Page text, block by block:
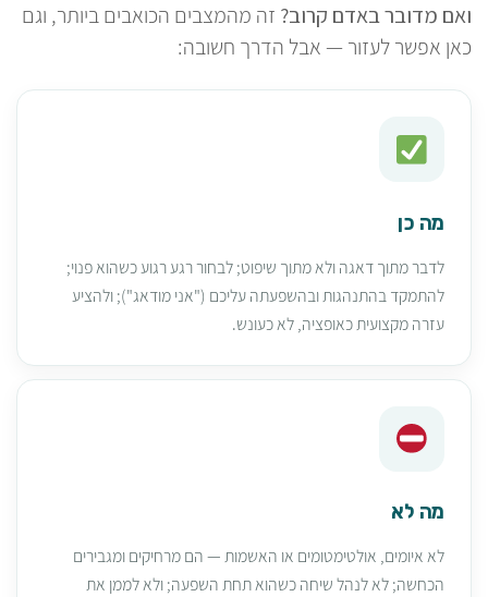
ואם מדובר באדם קרוב? זה מהמצבים הכואבים ביותר, וגם
כאן אפשר לעזור — אבל הדרך חשובה:
מה כן
לדבר מתוך דאגה ולא מתוך שיפוט; לבחור רגע רגוע כשהוא פנוי;
להתמקד בהתנהגות ובהשפעתה עליכם ("אני מודאג"); ולהציע
עזרה מקצועית כאופציה, לא כעונש.
מה לא
לא איומים, אולטימטומים או האשמות — הם מרחיקים ומגבירים
הכחשה; לא לנהל שיחה כשהוא תחת השפעה; ולא לממן את